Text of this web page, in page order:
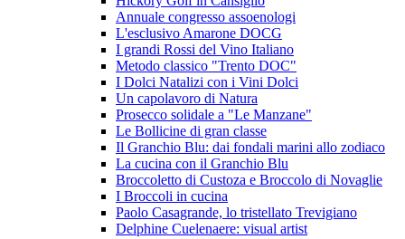
Annuale congresso assoenologi
L'esclusivo Amarone DOCG
I grandi Rossi del Vino Italiano
Metodo classico "Trento DOC"
I Dolci Natalizi con i Vini Dolci
Un capolavoro di Natura
Prosecco solidale a "Le Manzane"
Le Bollicine di gran classe
Il Granchio Blu: dai fondali marini allo zodiaco
La cucina con il Granchio Blu
Broccoletto di Custoza e Broccolo di Novaglie
I Broccoli in cucina
Paolo Casagrande, lo tristellato Trevigiano
Delphine Cuelenaere: visual artist